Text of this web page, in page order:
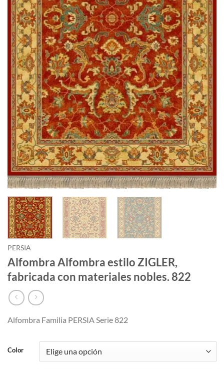
PERSIA
Alfombra Alfombra estilo ZIGLER,
fabricada con materiales nobles. 822
Alfombra Familia PERSIA Serie 822
Color